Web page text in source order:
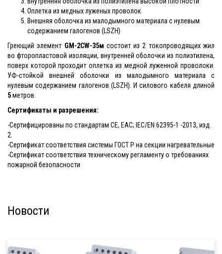
Оплетка из медных луженых проволок
Внешняя оболочка из малодымного материала с нулевым
содержанием галогенов (LSZH)
Греющий элемент GM-2CW-35м состоит из 2 токопроводящих жил
во фторопластовой изоляции, внутренней оболочки из полиэтилена,
поверх которой проходит оплетка из медной луженной проволоки.
УФ-стойкой внешней оболочки из малодымного материала с
нулевым содержанием галогенов (LSZH). И силового кабеля длиной
5метров.
Сертификаты и разрешения:
-Cертифицированы по стандартам CE, EAC; IEC/EN 62395-1 -2013, изд.
2.
-Сертификат соответствия системы ГОСТ Р на секции нагревательные
-Сертификат соответствия техническому регламенту о требованиях
пожарной безопасности
Новости